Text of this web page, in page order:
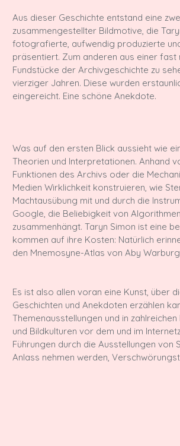
Aus dieser Geschichte entstand eine
zusammengestellter Bildmotive, die
fotografierte, aufwendig produzierte
präsentiert. Zum anderen aus einer
Fundstücke der Archivgeschichte zu
vierziger Jahren. Diese wurden
Was auf den ersten Blick aussieht wie
Theorien und Interpretationen. Anhand
Funktionen des Archivs oder die
Medien Wirklichkeit konstruieren, wie
Machtausübung mit und durch die
Google, die Beliebigkeit von
zusammenhängt. Taryn Simon ist eine
kommen auf ihre Kosten: Natürlich
den Mnemosyne-Atlas von Aby
Es ist also allen voran eine Kunst, über
Geschichten und Anekdoten erzählen
Themenausstellungen und in
und Bildkulturen vor dem und im
Führungen durch die Ausstellungen von
Anlass nehmen werden,